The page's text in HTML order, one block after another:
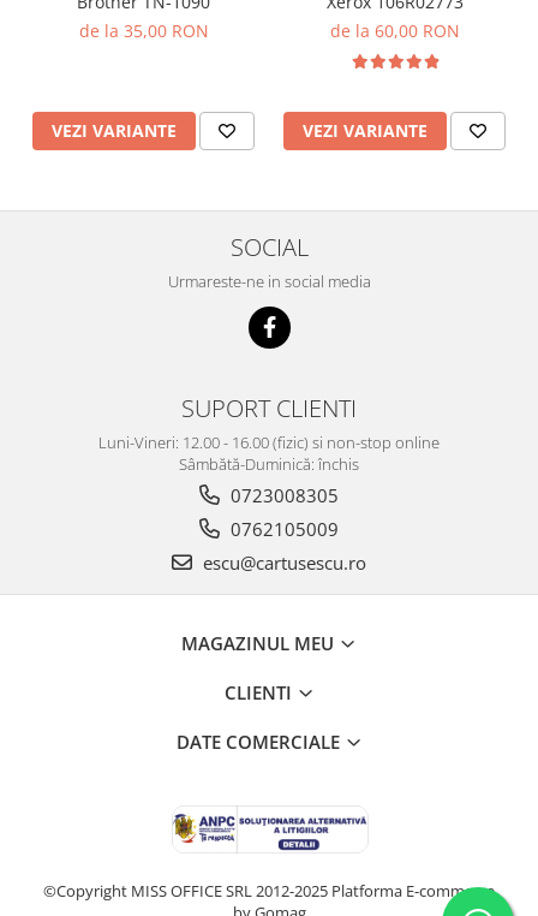
de la 35,00 RON
VEZI VARIANTE
de la 60,00 RON
VEZI VARIANTE
SOCIAL
Urmareste-ne in social media
SUPORT CLIENTI
Luni-Vineri: 12.00 - 16.00 (fizic) si non-stop online
Sâmbătă-Duminică: închis
0723008305
0762105009
escu@cartusescu.ro
MAGAZINUL MEU
CLIENTI
DATE COMERCIALE
©Copyright MISS OFFICE SRL 2012-2025 Platforma E-commerce